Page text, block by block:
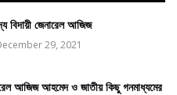
বিদায়ী জেনারেল আজিজ
29, 2021
আজিজ আহমেদ ও জাতীয় কিছু গনমাধ্যমের